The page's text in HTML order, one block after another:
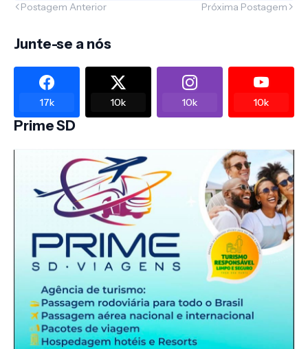
Postagem Anterior Próxima Postagem
Junte-se a nós
17k 10k 10k 10k
Prime SD